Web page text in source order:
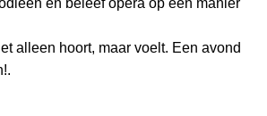
en beleef opera op een manier
alleen hoort, maar voelt. Een avond